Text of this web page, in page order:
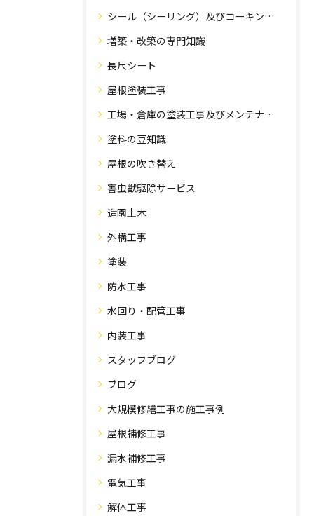
シール（シーリング）及びコーキング工事の専門知識
増築・改築の専門知識
長尺シート
屋根塗装工事
工場・倉庫の塗装工事及びメンテナンス
塗料の豆知識
屋根の吹き替え
害虫獣駆除サービス
造園土木
外構工事
塗装
防水工事
水回り・配管工事
内装工事
スタッフブログ
ブログ
大規模修繕工事の施工事例
屋根補修工事
漏水補修工事
電気工事
解体工事